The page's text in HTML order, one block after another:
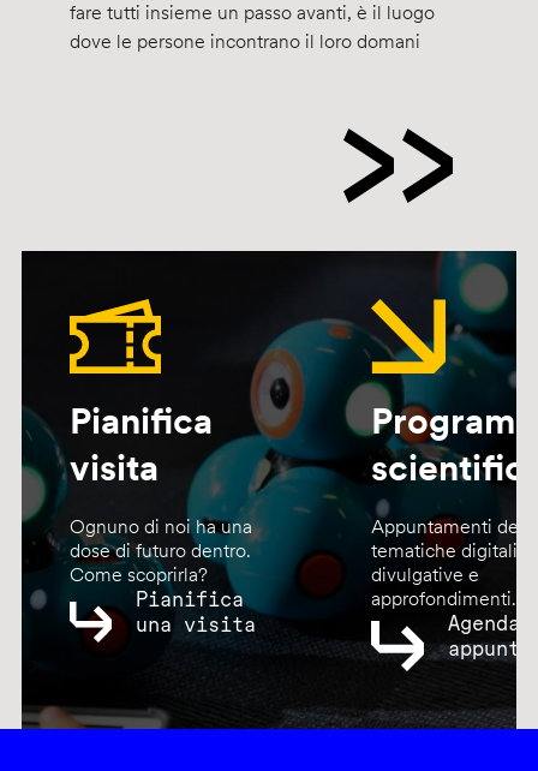
fare tutti insieme un passo avanti, è il luogo
dove le persone incontrano il loro domani
Pianifica
visita
Ognuno di noi ha una
dose di futuro dentro.
Come scoprirla?
Pianifica
una visita
Appuntamenti
tematiche digitali,
divulgative e
approfondimenti.
Agenda